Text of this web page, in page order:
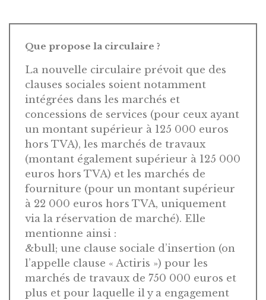
Que propose la circulaire ?
La nouvelle circulaire prévoit que des
clauses sociales soient notamment
intégrées dans les marchés et
concessions de services (pour ceux ayant
un montant supérieur à 125 000 euros
hors TVA), les marchés de travaux
(montant également supérieur à 125 000
euros hors TVA) et les marchés de
fourniture (pour un montant supérieur
à 22 000 euros hors TVA, uniquement
via la réservation de marché). Elle
mentionne ainsi :
&bull; une clause sociale d’insertion (on
l’appelle clause « Actiris ») pour les
marchés de travaux de 750 000 euros et
plus et pour laquelle il y a engagement